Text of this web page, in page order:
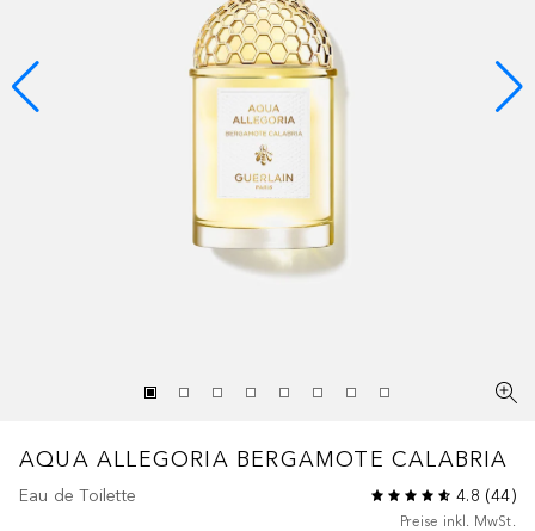
AQUA ALLEGORIA BERGAMOTE CALABRIA
Eau de Toilette 4.8 (44)
Preise inkl. MwSt.